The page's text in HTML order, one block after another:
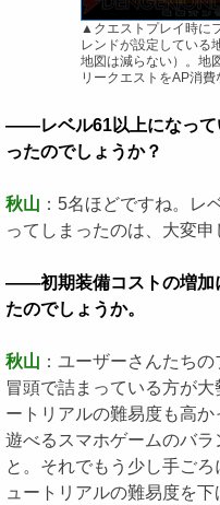
▲クエストプレイ時に
レンドが設定している
地図は減らない）。地
リークエストをAP消費
――レベル61以上になって
ったのでしょうか？
秋山 ：5名ほどですね。レ
ってしまったのは、大変申
――初期装備コストの増加
たのでしょうか。
秋山 ：ユーザーさんたち
冒頭で詰まっている方が
ートリアルの難易度も高
遊べるスマホゲームのバ
と。それでもう少し手ご
ュートリアルの難易度を